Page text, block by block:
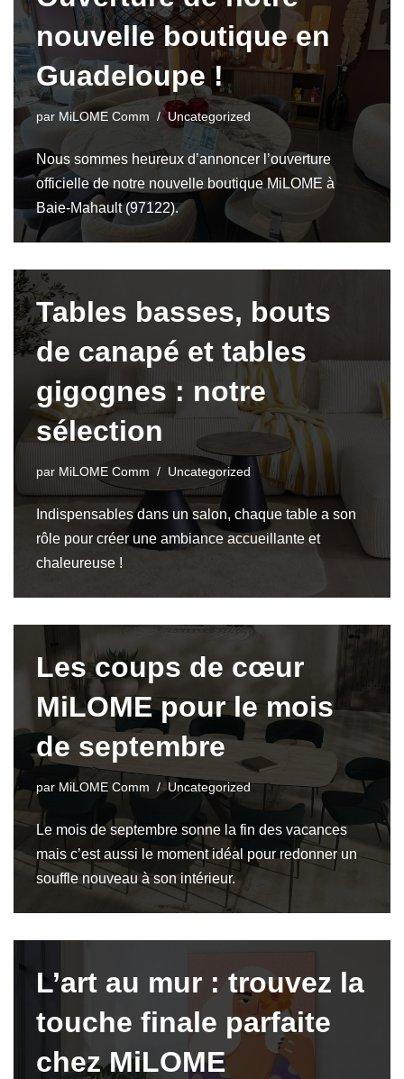
nouvelle boutique en
Guadeloupe !
par MiLOME Comm Uncategorized
Nous sommes heureux d’annoncer l’ouverture
officielle de notre nouvelle boutique MiLOME à
Baie-Mahault (97122).
Tables basses, bouts
de canapé et tables
gigognes : notre
sélection
par MiLOME Comm Uncategorized
Indispensables dans un salon, chaque table a son
rôle pour créer une ambiance accueillante et
chaleureuse !
Les coups de cœur
MiLOME pour le mois
de septembre
par MiLOME Comm Uncategorized
Le mois de septembre sonne la fin des vacances
mais c’est aussi le moment idéal pour redonner un
souffle nouveau à son intérieur.
L’art au mur : trouvez la
touche finale parfaite
chez MiLOME